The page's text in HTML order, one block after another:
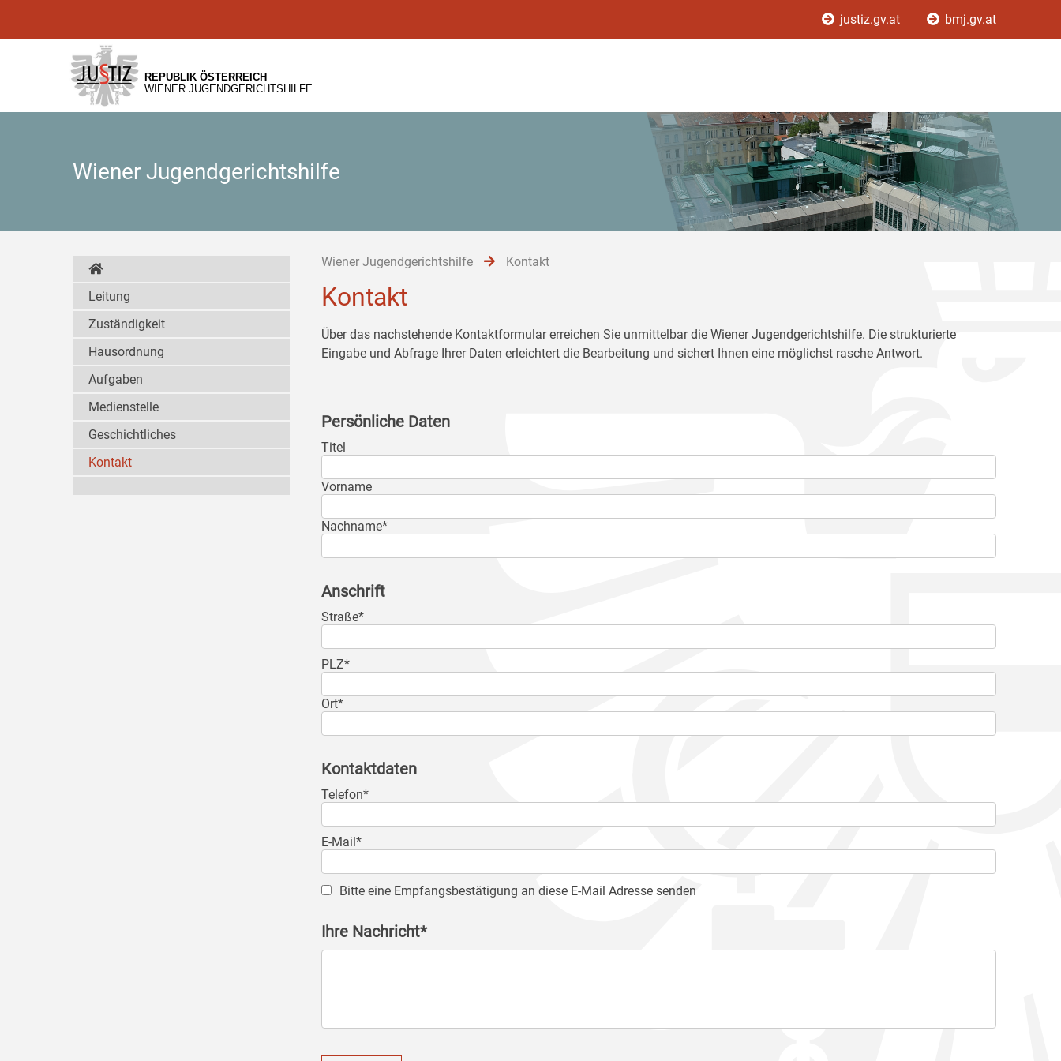
[1]
[2]
[3]
justiz.gv.at bmj.gv.at
REPUBLIK ÖSTERREICH
WIENER JUGENDGERICHTSHILFE
Wiener Jugendgerichtshilfe
Wiener Jugendgerichtshilfe Kontakt
Kontakt
Über das nachstehende Kontaktformular erreichen Sie unmittelbar die Wiener Jugendgerichtshilfe. Die strukturierte
Eingabe und Abfrage Ihrer Daten erleichtert die Bearbeitung und sichert Ihnen eine möglichst rasche Antwort.
Persönliche Daten
Titel
Vorname
Nachname*
Anschrift
Straße*
PLZ*
Ort*
Kontaktdaten
Telefon*
E-Mail*
Bitte eine Empfangsbestätigung an diese E-Mail Adresse senden
Ihre Nachricht*
Leitung
Zuständigkeit
Hausordnung
Aufgaben
Medienstelle
Geschichtliches
Kontakt